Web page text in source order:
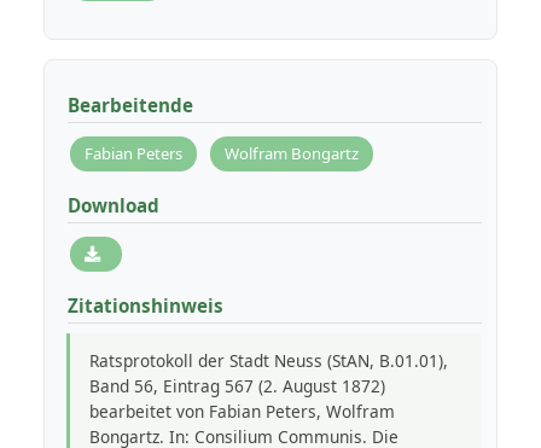
Bearbeitende
Fabian Peters Wolfram Bongartz
Download
Zitationshinweis
Ratsprotokoll der Stadt Neuss (StAN, B.01.01),
Band 56, Eintrag 567 (2. August 1872)
bearbeitet von Fabian Peters, Wolfram
Bongartz. In: Consilium Communis. Die